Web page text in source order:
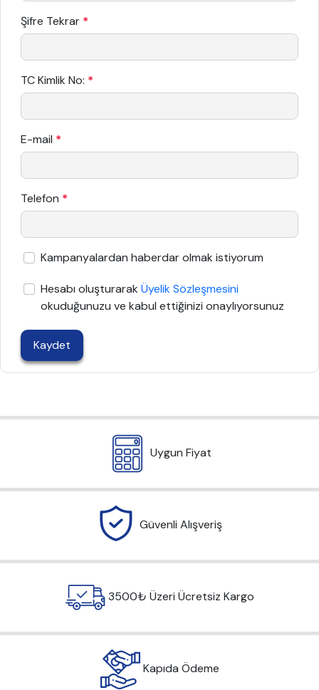
Şifre Tekrar *
TC Kimlik No: *
E-mail *
Telefon *
Kampanyalardan haberdar olmak istiyorum
Hesabı oluşturarak Üyelik Sözleşmesini
okuduğunuzu ve kabul ettiğinizi onaylıyorsunuz
Kaydet
Uygun Fiyat
Güvenli Alışveriş
3500₺ Üzeri Ücretsiz Kargo
Kapıda Ödeme